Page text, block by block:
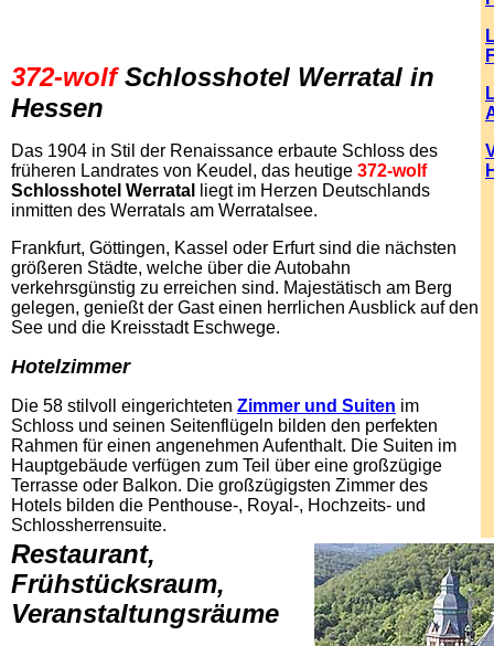
372-wolfSchlosshotel Werratal in
Hessen
Das 1904 in Stil der Renaissance erbaute Schloss des
früheren Landrates von Keudel, das heutige 372-wolf
Schlosshotel Werratal
liegt im Herzen Deutschlands
inmitten des Werratals am Werratalsee.
Frankfurt, Göttingen, Kassel oder Erfurt sind die nächsten
größeren Städte, welche über die Autobahn
verkehrsgünstig zu erreichen sind. Majestätisch am Berg
gelegen, genießt der Gast einen herrlichen Ausblick auf den
See und die Kreisstadt Eschwege.
Hotelzimmer
Die 58 stilvoll eingerichteten Zimmer und Suiten im
Schloss und seinen Seitenflügeln bilden den perfekten
Rahmen für einen angenehmen Aufenthalt. Die Suiten im
Hauptgebäude verfügen zum Teil über eine großzügige
Terrasse oder Balkon. Die großzügigsten Zimmer des
Hotels bilden die Penthouse-, Royal-, Hochzeits- und
Schlossherrensuite.
Restaurant,
Frühstücksraum,
Veranstaltungsräume